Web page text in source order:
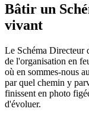
Bâtir un
vivant
Le Schéma Directeur
de l'organisation en
où en sommes-nous
par quel chemin y
finissent en photo
d'évoluer.